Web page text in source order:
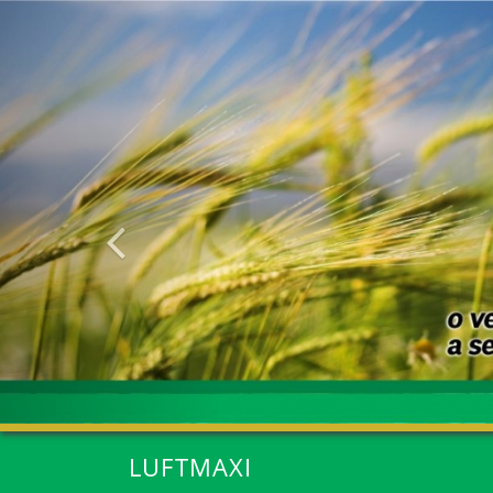
Anterior
LUFTMAXI